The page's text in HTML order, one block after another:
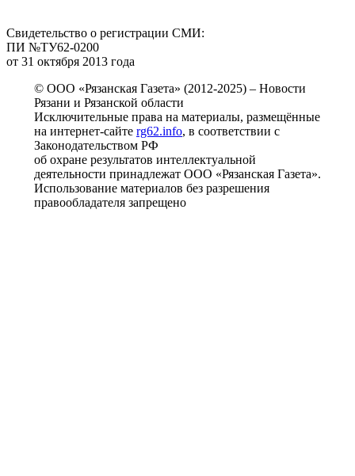
Свидетельство о регистрации СМИ:
ПИ №ТУ62-0200
от 31 октября 2013 года
© ООО «Рязанская Газета» (2012-2025) – Новости
Рязани и Рязанской области
Исключительные права на материалы, размещённые
на интернет-сайте rg62.info, в соответствии с
Законодательством РФ
об охране результатов интеллектуальной
деятельности принадлежат ООО «Рязанская Газета».
Использование материалов без разрешения
правообладателя запрещено